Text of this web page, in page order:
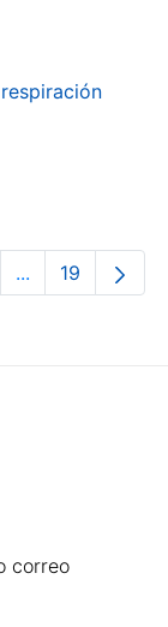
Use TAB para
...PáginasPágina
19
correo